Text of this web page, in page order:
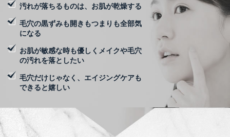
汚れが落ちるものは、お肌が乾燥する
毛穴の黒ずみも開きもつまりも全部気
になる
お肌が敏感な時も優しくメイクや毛穴
の汚れを落としたい
毛穴だけじゃなく、エイジングケアも
できると嬉しい